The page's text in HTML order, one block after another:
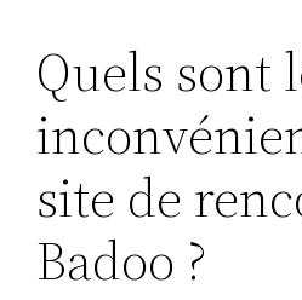
Quels sont
site de
Badoo ?